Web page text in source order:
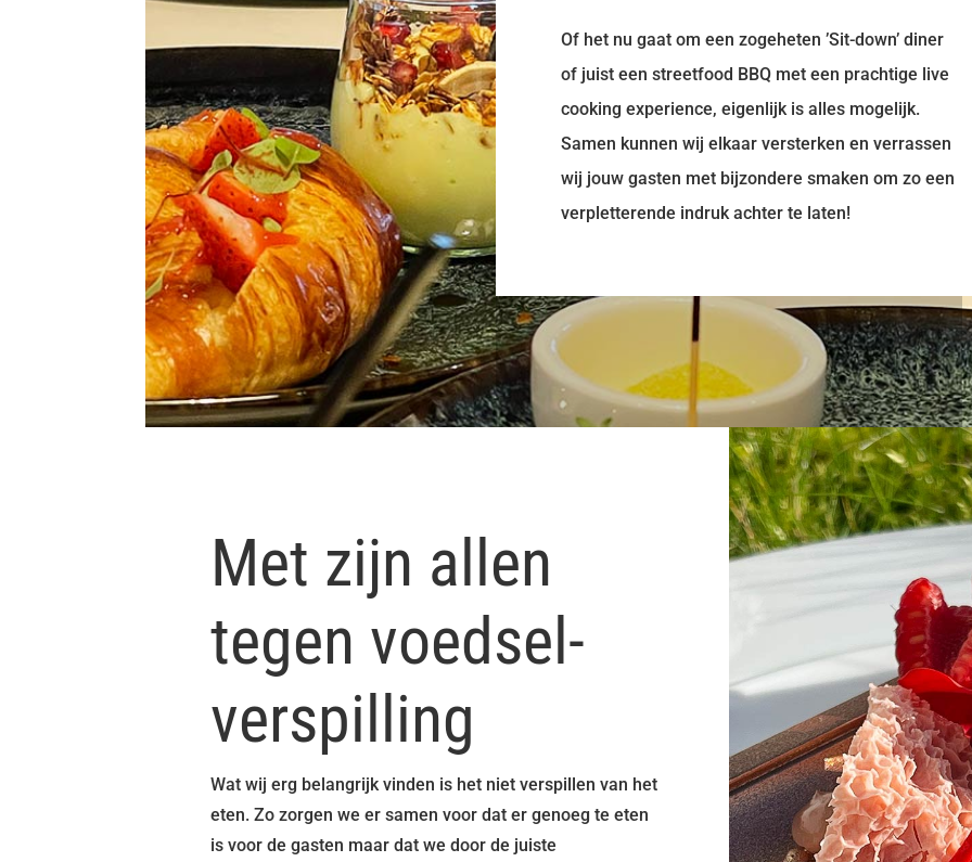
Of het nu gaat om een zogeheten ’Sit-down’ diner
of juist een streetfood BBQ met een prachtige live
cooking experience, eigenlijk is alles mogelijk.
Samen kunnen wij elkaar versterken en verrassen
wij jouw gasten met bijzondere smaken om zo een
verpletterende indruk achter te laten!
Met zijn allen
tegen voedsel­
verspilling
Wat wij erg belangrijk vinden is het niet verspillen van het
eten. Zo zorgen we er samen voor dat er genoeg te eten
is voor de gasten maar dat we door de juiste